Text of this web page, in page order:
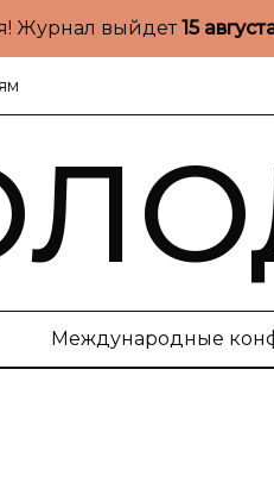
Журнал выйдет15
Международные